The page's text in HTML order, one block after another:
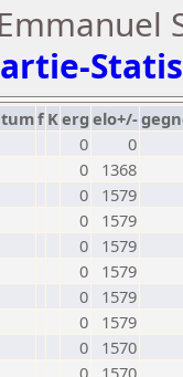
f Kerg elo+/-
0
0
0
1368
0
1579
0
1579
0
1579
0
1579
0
1579
0
1579
0
1570
0
1570